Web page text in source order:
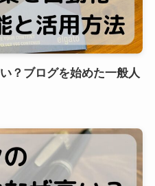
？ブログを始めた一般人